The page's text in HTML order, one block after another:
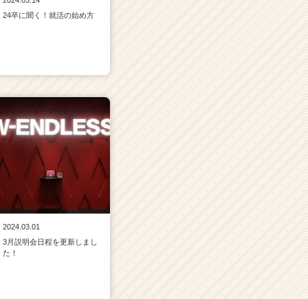
24卒に聞く！就活の始め方
2024.03.01
3月説明会日程を更新しまし
た！